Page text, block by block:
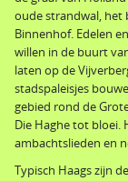
oude strandwal, het
Binnenhof. Edelen
willen in de buurt
laten op de
stadspaleisjes
gebied rond de
Die Haghe tot bloei.
ambachtslieden en
Typisch Haags zijn